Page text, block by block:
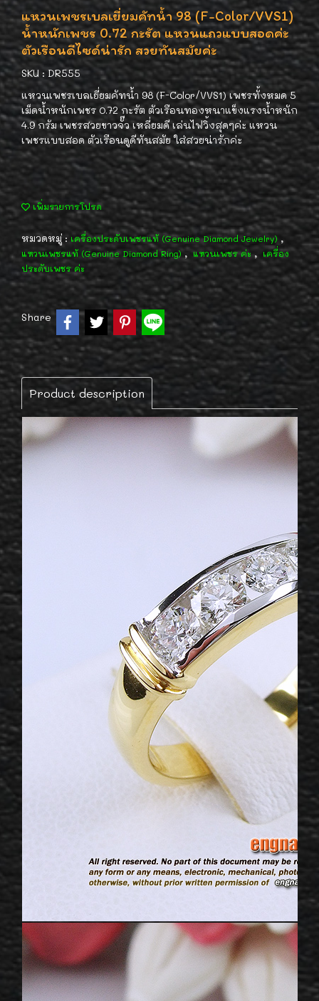
แหวนเพชรเบลเยี่ยมคัทน้ำ 98 (F-Color/VVS1)
น้ำหนักเพชร 0.72 กะรัต แหวนแถวแบบสอดค่ะ
ตัวเรือนดีไซด์น่ารัก สวยทันสมัยค่ะ
SKU : DR555
แหวนเพชรเบลเยี่ยมคัทน้ำ 98 (F-Color/VVS1) เพชรทั้งหมด 5
เม็ดน้ำหนักเพชร 0.72 กะรัต ตัวเรือนทองหนาแข็งแรงน้ำหนัก
4.9 กรัม เพชรสวยขาวจั๊ว เหลี่ยมดี เล่นไฟวิ้งสุดๆค่ะ แหวน
เพชรแบบสอด ตัวเรือนดูดีทันสมัย ใส่สวยน่ารักค่ะ
เพิ่มรายการโปรด
หมวดหมู่ : เครื่องประดับเพชรแท้ (Genuine Diamond Jewelry) ,
แหวนเพชรแท้ (Genuine Diamond Ring) , แหวนเพชร ค่ะ , เครื่อง
ประดับเพชร ค่ะ
Share
Product description